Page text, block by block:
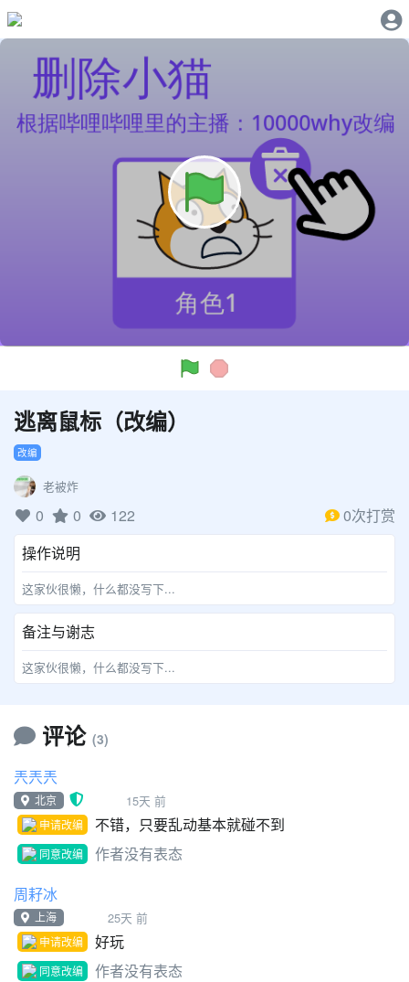
逃离鼠标（改编）
改编
老被炸
0 0 122
0次打赏
操作说明
这家伙很懒，什么都没写下...
备注与谢志
这家伙很懒，什么都没写下...
评论 (3)
兲兲兲
北京 15天 前
申请改编 不错，只要乱动基本就碰不到
同意改编
作者没有表态
周耔冰
上海 25天 前
申请改编 好玩
同意改编
作者没有表态